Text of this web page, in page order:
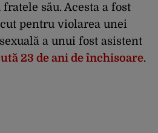
său. Acesta a fost
pentru violarea unei
a unui fost asistent
23 de ani de închisoare.